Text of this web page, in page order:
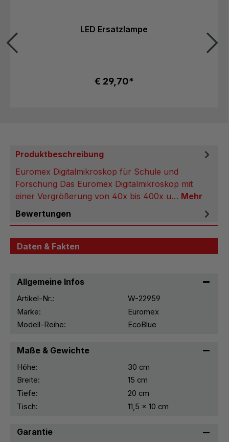
LED Ersatzlampe
€ 29,70*
Produktbeschreibung
Euromex Digitalmikroskop für Schule und
Forschung Das Euromex Digitalmikroskop mit
einer Vergrößerung von 40x bis 400x u… Mehr
Bewertungen
Daten & Fakten
Allgemeine Infos
Artikel-Nr.:
W-22959
Marke:
Euromex
Modell-Reihe:
EcoBlue
Maße & Gewichte
Höhe:
30 cm
Breite:
15 cm
Tiefe:
20 cm
Tisch:
11,5 x 10 cm
Garantie